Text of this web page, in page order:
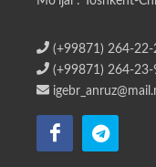
(+99871) 264-22-
(+99871) 264-23-